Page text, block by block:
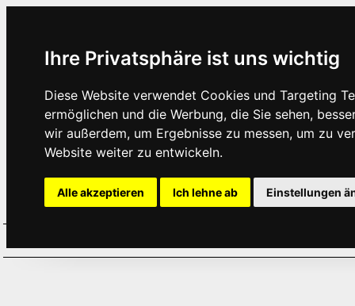
Ihre Privatsphäre ist uns wichtig
Diese Website verwendet Cookies und Targeting
ermöglichen und die Werbung, die Sie sehen,
wir außerdem, um Ergebnisse zu messen, um zu
Website weiter zu entwickeln.
Alle akzeptieren Ich lehne ab Einstellungen